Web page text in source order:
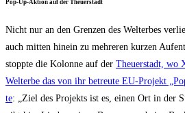
Pop-Up-Akti­on auf der Theuerstadt
Nicht nur an den Gren­zen des Welt­erbes
auch mit­ten hin­ein zu meh­re­ren kur­zen
stopp­te die Kolon­ne auf der Theu­er­stadt, wo
Welt­erbe das von ihr betreu­te EU-Pro­jekt
te: „Ziel des Pro­jekts ist es, einen Ort in der